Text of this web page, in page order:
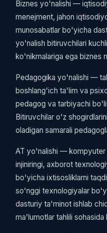
Biznes yo'nalishi —
menejment, jahon
munosabatlar bo'yicha
yo'nalish bitiruvchilari
ko'nikmalariga ega biznes
Pedagogika yo'nalishi —
boshlang'ich ta'lim va
pedagog va tarbiyachi
Bitiruvchilar o'z
oladigan samarali
AT yo'nalishi — kompyuter
injiniringi, axborot
bo'yicha ixtisosliklarni
so'nggi texnologiyalar
dasturiy ta'minot ishlab
ma'lumotlar tahlili